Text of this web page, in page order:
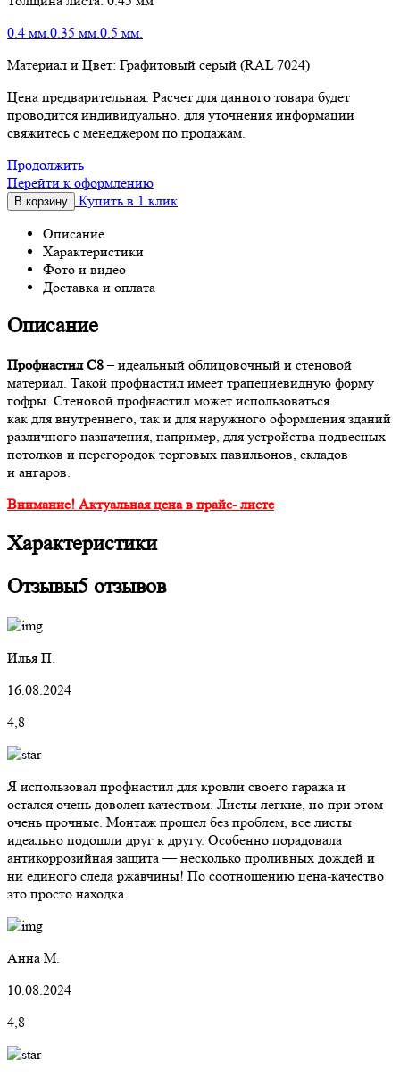
0.4 мм. 0.35 мм. 0.5 мм.
Материал и Цвет: Графитовый серый (RAL 7024)
Цена предварительная. Расчет для данного товара будет
проводится индивидуально, для уточнения информации
свяжитесь с менеджером по продажам.
Продолжить
Перейти к оформлению
В корзину
Купить в 1 клик
Описание
Характеристики
Фото и видео
Доставка и оплата
Описание
Профнастил С8– идеальный облицовочный и стеновой
материал. Такой профнастил имеет трапециевидную форму
гофры. Стеновой профнастил может использоваться
как для внутреннего, так и для наружного оформления зданий
различного назначения, например, для устройства подвесных
потолков и перегородок торговых павильонов, складов
и ангаров.
Внимание! Актуальная цена в прайс- листе
Характеристики
Отзывы5 отзывов
Илья П.
16.08.2024
4,8
Я использовал профнастил для кровли своего гаража и
остался очень доволен качеством. Листы легкие, но при этом
очень прочные. Монтаж прошел без проблем, все листы
идеально подошли друг к другу. Особенно порадовала
антикоррозийная защита — несколько проливных дождей и
ни единого следа ржавчины! По соотношению цена-качество
это просто находка.
Анна М.
10.08.2024
4,8